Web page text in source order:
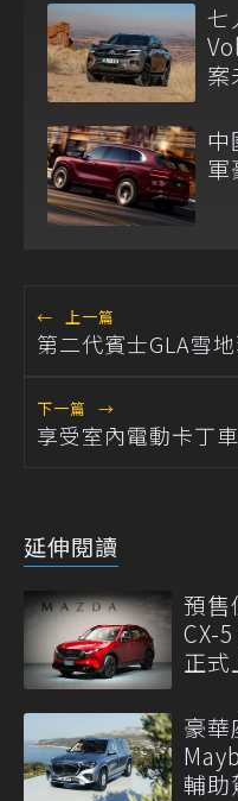
七
案
中
軍
← 上一篇
第二代賓士GLA雪
下一篇 →
享受室內電動卡丁
延伸閱讀
預售
CX-
正式
豪
輔助